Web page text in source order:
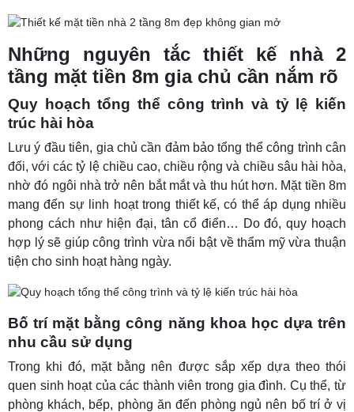
Những nguyên tắc thiết kế nhà 2
tầng mặt tiền 8m gia chủ cần nắm rõ
Quy hoạch tổng thể công trình và tỷ lệ kiến
trúc hài hòa
Lưu ý đầu tiên, gia chủ cần đảm bảo tổng thể công trình cân
đối, với các tỷ lệ chiều cao, chiều rộng và chiều sâu hài hòa,
nhờ đó ngôi nhà trở nên bắt mắt và thu hút hơn. Mặt tiền 8m
mang đến sự linh hoạt trong thiết kế, có thể áp dụng nhiều
phong cách như hiện đại, tân cổ điển… Do đó, quy hoạch
hợp lý sẽ giúp công trình vừa nổi bật về thẩm mỹ vừa thuận
tiện cho sinh hoạt hàng ngày.
Bố trí mặt bằng công năng khoa học dựa trên
nhu cầu sử dụng
Trong khi đó, mặt bằng nên được sắp xếp dựa theo thói
quen sinh hoạt của các thành viên trong gia đình. Cụ thể, từ
phòng khách, bếp, phòng ăn đến phòng ngủ nên bố trí ở vị